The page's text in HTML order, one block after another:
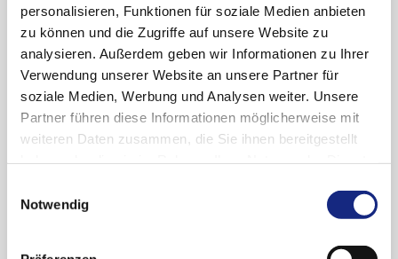
personalisieren, Funktionen für soziale Medien anbieten
zu können und die Zugriffe auf unsere Website zu
analysieren. Außerdem geben wir Informationen zu Ihrer
Verwendung unserer Website an unsere Partner für
soziale Medien, Werbung und Analysen weiter. Unsere
Partner führen diese Informationen möglicherweise mit
weiteren Daten zusammen, die Sie ihnen bereitgestellt
Cookies, wenn Sie unsere Webseite weiterhin
Notwendig
zeigen, wann Therapieeffekte wirklich entstehen
und warum Zeit oft der entscheidende Faktor
ist.
Nebenwirkungen aktuell
gemeldete Hautveränderungen zeigen keinen